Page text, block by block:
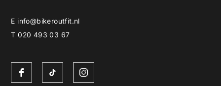
E info@bikeroutfit.nl
T 020 493 03 67